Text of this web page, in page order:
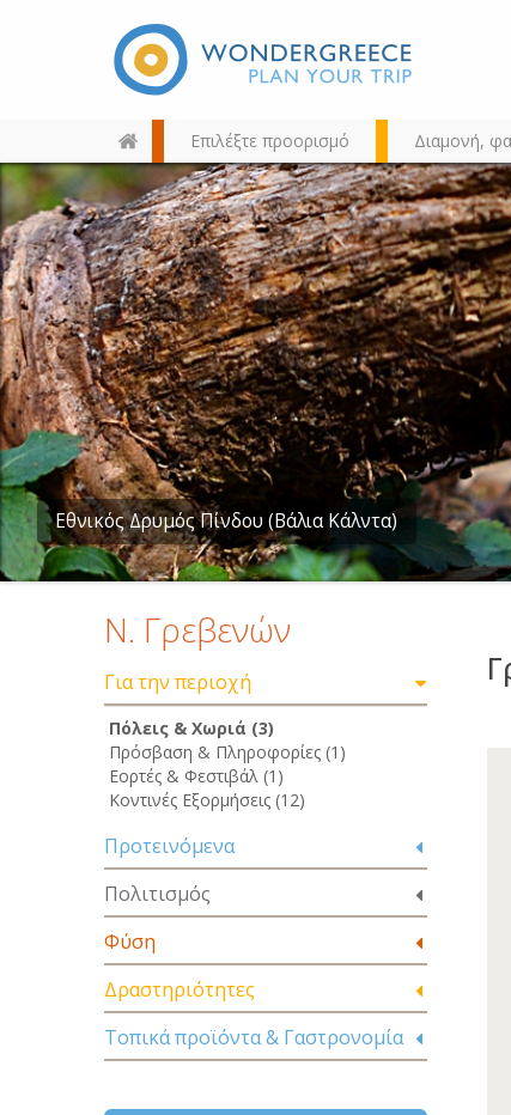
Επιλέξτε προορισμό Διαμονή,
Διαλέξτε τον προορισμό σας
από τον χάρτη, την αναζήτηση
ή αλφαβητικά
Εθνικός Δρυμός Πίνδου (Βάλια Κάλντα)
Ν. Γρεβενών
Για την περιοχή
Πόλεις & Χωριά (3)
Πρόσβαση & Πληροφορίες (1)
Εορτές & Φεστιβάλ (1)
Κοντινές Εξορμήσεις (12)
Προτεινόμενα
Πολιτισμός
Φύση
Δραστηριότητες
Τοπικά προϊόντα & Γαστρονομία